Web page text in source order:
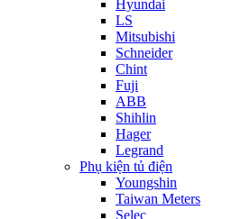
Hyundai
LS
Mitsubishi
Schneider
Chint
Fuji
ABB
Shihlin
Hager
Legrand
Phụ kiện tủ điện
Youngshin
Taiwan Meters
Selec